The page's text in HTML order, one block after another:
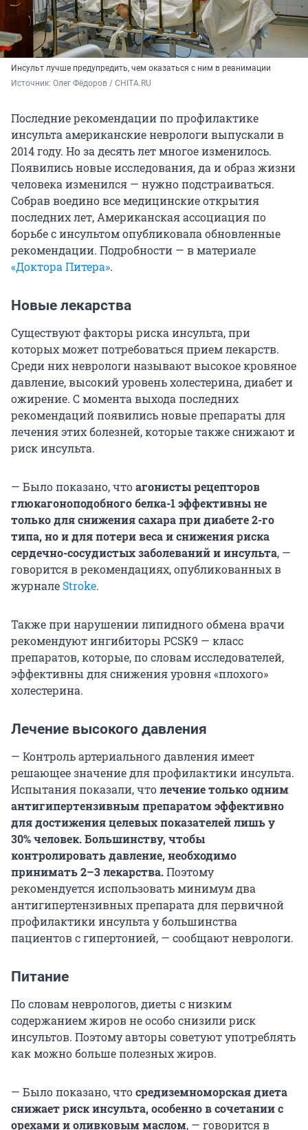
Инсульт лучше предупредить, чем оказаться с ним в реанимации
Источник: Олег Фёдоров / CHITA.RU
Последние рекомендации по профилактике
инсульта американские неврологи выпускали в
2014 году. Но за десять лет многое изменилось.
Появились новые исследования, да и образ жизни
человека изменился — нужно подстраиваться.
Собрав воедино все медицинские открытия
последних лет, Американская ассоциация по
борьбе с инсультом опубликовала обновленные
рекомендации. Подробности — в материале
«Доктора Питера».
Новые лекарства
Существуют факторы риска инсульта, при
которых может потребоваться прием лекарств.
Среди них неврологи называют высокое кровяное
давление, высокий уровень холестерина, диабет и
ожирение. С момента выхода последних
рекомендаций появились новые препараты для
лечения этих болезней, которые также снижают и
риск инсульта.
— Было показано, чтоагонисты рецепторов
глюкагоноподобного белка-1 эффективны не
только для снижения сахара при диабете 2-го
типа, но и для потери веса и снижения риска
сердечно-сосудистых заболеваний и инсульта, —
говорится в рекомендациях, опубликованных в
журнале Stroke.
Также при нарушении липидного обмена врачи
рекомендуют ингибиторы PCSK9 — класс
препаратов, которые, по словам исследователей,
эффективны для снижения уровня «плохого»
холестерина.
Лечение высокого давления
— Контроль артериального давления имеет
решающее значение для профилактики инсульта.
Испытания показали, чтолечение только одним
антигипертензивным препаратом эффективно
для достижения целевых показателей лишь у
30% человек.Большинству, чтобы
контролировать давление, необходимо
принимать 2–3 лекарства.Поэтому
рекомендуется использовать минимум два
антигипертензивных препарата для первичной
профилактики инсульта у большинства
пациентов с гипертонией, — сообщают неврологи.
Питание
По словам неврологов, диеты с низким
содержанием жиров не особо снизили риск
инсультов. Поэтому авторы советуют употреблять
как можно больше полезных жиров.
— Было показано, чтосредиземноморская диета
снижает риск инсульта, особенно в сочетании с
орехами и оливковым маслом, — говорится в